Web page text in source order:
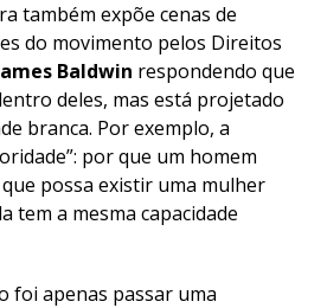
também expõe cenas de
do movimento pelos Direitos
Baldwin respondendo que
deles, mas está projetado
branca. Por exemplo, a
por que um homem
possa existir uma mulher
tem a mesma capacidade
foi apenas passar uma